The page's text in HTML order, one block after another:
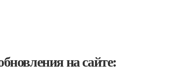
на сайте: